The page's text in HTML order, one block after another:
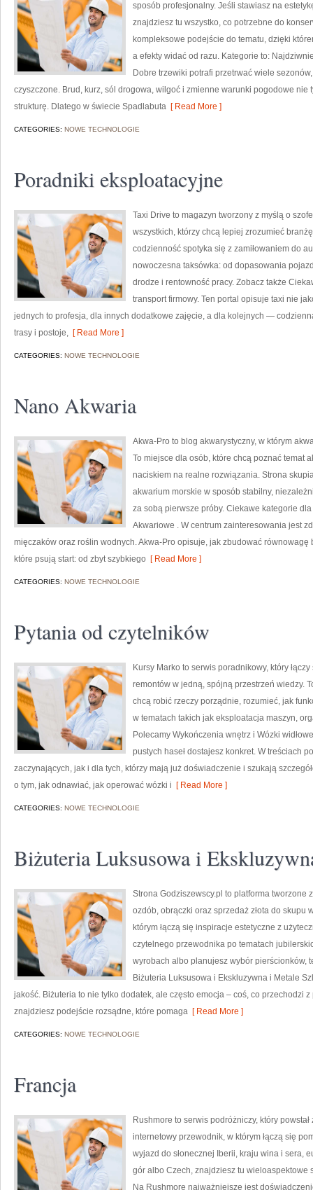
sposób profesjonalny. Jeśli stawiasz na
znajdziesz tu wszystko, co potrzebne do
kompleksowe podejście do tematu, dzięki
a efekty widać od razu. Kategorie to:
Dobre trzewiki potrafi przetrwać wiele
czyszczone. Brud, kurz, sól drogowa, wilgoć i zmienne warunki pogodowe
strukturę. Dlatego w świecie Spadlabuta [ Read More ]
CATEGORIES: NOWE TECHNOLOGIE
Poradniki eksploatacyjne
Taxi Drive to magazyn tworzony z myślą o
wszystkich, którzy chcą lepiej zrozumieć
codzienność spotyka się z zamiłowaniem do
nowoczesna taksówka: od dopasowania
drodze i rentowność pracy. Zobacz także
transport firmowy. Ten portal opisuje taxi nie
jednych to profesja, dla innych dodatkowe zajęcie, a dla kolejnych —
trasy i postoje, [ Read More ]
CATEGORIES: NOWE TECHNOLOGIE
Nano Akwaria
Akwa-Pro to blog akwarystyczny, w którym
To miejsce dla osób, które chcą poznać temat
naciskiem na realne rozwiązania. Strona
akwarium morskie w sposób stabilny,
za sobą pierwsze próby. Ciekawe kategorie
Akwariowe . W centrum zainteresowania jest
mięczaków oraz roślin wodnych. Akwa-Pro opisuje, jak zbudować
które psują start: od zbyt szybkiego [ Read More ]
CATEGORIES: NOWE TECHNOLOGIE
Pytania od czytelników
Kursy Marko to serwis poradnikowy, który
remontów w jedną, spójną przestrzeń wiedzy.
chcą robić rzeczy porządnie, rozumieć, jak
w tematach takich jak eksploatacja maszyn,
Polecamy Wykończenia wnętrz i Wózki
pustych haseł dostajesz konkret. W treściach
zaczynających, jak i dla tych, którzy mają już doświadczenie i szukają
o tym, jak odnawiać, jak operować wózki i [ Read More ]
CATEGORIES: NOWE TECHNOLOGIE
Biżuteria Luksusowa i
Strona Godziszewscy.pl to platforma tworzone
ozdób, obrączki oraz sprzedaż złota do skupu
którym łączą się inspiracje estetyczne z
czytelnego przewodnika po tematach
wyrobach albo planujesz wybór pierścionków,
Biżuteria Luksusowa i Ekskluzywna i Metale
jakość. Biżuteria to nie tylko dodatek, ale często emocja – coś, co przechodzi
znajdziesz podejście rozsądne, które pomaga [ Read More ]
CATEGORIES: NOWE TECHNOLOGIE
Francja
Rushmore to serwis podróżniczy, który
internetowy przewodnik, w którym łączą się
wyjazd do słonecznej Iberii, kraju wina i sera,
gór albo Czech, znajdziesz tu wieloaspektowe
Na Rushmore najważniejsze jest